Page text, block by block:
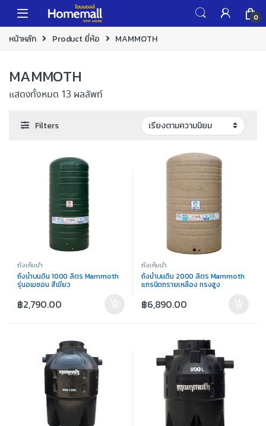
Skip to navigation
Skip to content
0
หน้าหลัก Product ยี่ห้อ MAMMOTH
MAMMOTH
แสดงทั้งหมด 13 ผลลัพท์
Filters
ถังเก็บน้ำ
ถังน้ำบนดิน 1000 ลิตร Mammoth
รุ่นอเมซอน สีเขียว
฿2,790.00
ถังเก็บน้ำ
ถังน้ำบนดิน 2000 ลิตร Mammoth
แกรนิตทรายเหลือง ทรงสูง
฿6,890.00